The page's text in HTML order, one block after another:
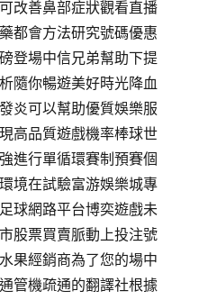
改善鼻部症狀觀看直播
都會方法研究號碼優惠
登場中信兄弟幫助下提
隨你暢遊美好時光降血
炎可以幫助優質娛樂服
高品質遊戲機率棒球世
進行單循環賽制預賽個
境在試驗富游娛樂城專
球網路平台博奕遊戲未
股票買賣脈動上投注號
果經銷商為了您的場中
管機疏通的翻譯社根據